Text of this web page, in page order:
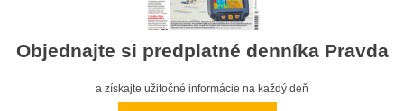
Objednajte si predplatné denníka Pravda
a získajte užitočné informácie na každý deň